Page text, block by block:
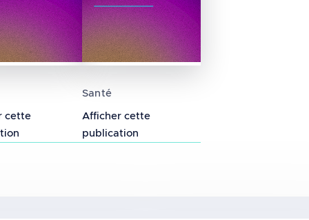
cette
Santé
Afficher cette
publication